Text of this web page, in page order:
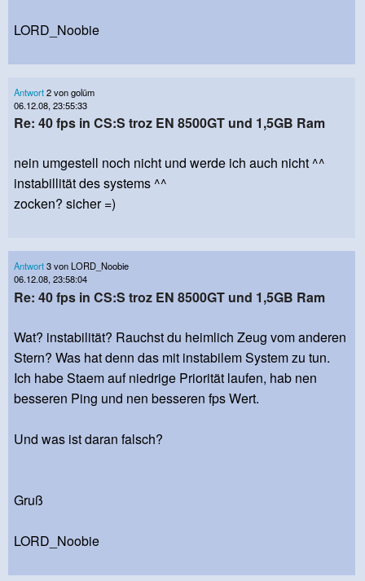
LORD_Noobie
Antwort2 von golüm
06.12.08, 23:55:33
Re: 40 fps in CS:S troz EN 8500GT und 1,5GB Ram
nein umgestell noch nicht und werde ich auch nicht ^^
instabillität des systems ^^
zocken? sicher =)
Antwort3 von LORD_Noobie
06.12.08, 23:58:04
Re: 40 fps in CS:S troz EN 8500GT und 1,5GB Ram
Wat? instabilität? Rauchst du heimlich Zeug vom anderen
Stern? Was hat denn das mit instabilem System zu tun.
Ich habe Staem auf niedrige Priorität laufen, hab nen
besseren Ping und nen besseren fps Wert.
Und was ist daran falsch?
Gruß
LORD_Noobie